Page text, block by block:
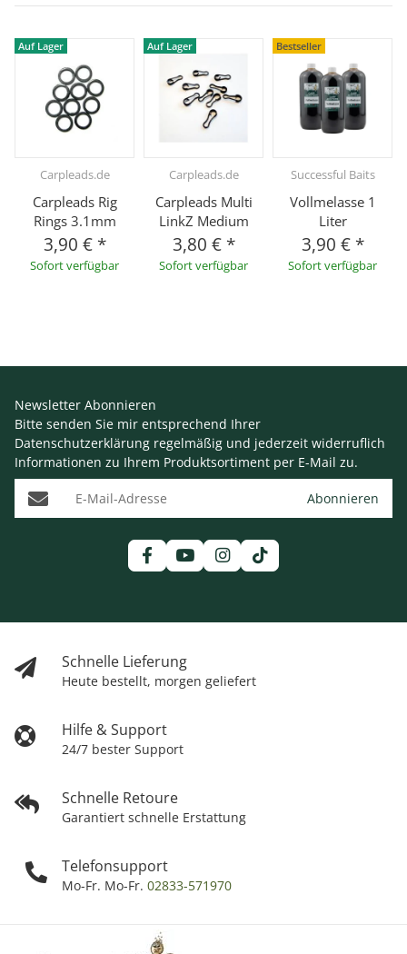
Auf Lager
Carpleads.de
Carpleads Rig
Rings 3.1mm
3,90 € *
Sofort verfügbar
Auf Lager
Carpleads.de
Carpleads Multi
LinkZ Medium
3,80 € *
Sofort verfügbar
Bestseller
Successful Baits
Vollmelasse 1
Liter
3,90 € *
Sofort verfügbar
Schnelle Lieferung
Heute bestellt, morgen geliefert
Hilfe & Support
24/7 bester Support
Schnelle Retoure
Garantiert schnelle Erstattung
Telefonsupport
Mo-Fr. Mo-Fr. 02833-571970
Newsletter Abonnieren
Bitte senden Sie mir entsprechend Ihrer
Datenschutzerklärung regelmäßig und jederzeit widerruflich
Informationen zu Ihrem Produktsortiment per E-Mail zu.
E-Mail-Adresse Abonnieren